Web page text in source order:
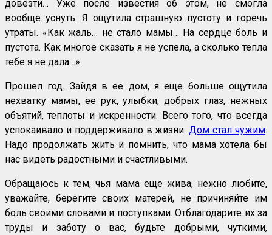
довезти… Уже после известия об этом, не смогла
вообще уснуть. Я ощутила страшную пустоту и горечь
утраты. «Как жаль… не стало мамы… На сердце боль и
пустота. Как многое сказать я не успела, а сколько тепла
тебе я не дала…».
Прошел год. Зайдя в ее дом, я еще больше ощутила
нехватку мамы, ее рук, улыбки, добрых глаз, нежных
объятий, теплоты и искренности. Всего того, что всегда
успокаивало и поддерживало в жизни.Дом стал чужим.
Надо продолжать жить и помнить, что мама хотела бы
нас видеть радостными и счастливыми.
Обращаюсь к тем, чья мама еще жива, нежно любите,
уважайте, берегите своих матерей, не причиняйте им
боль своими словами и поступками. Отблагодарите их за
труды и заботу о вас, будьте добрыми, чуткими,